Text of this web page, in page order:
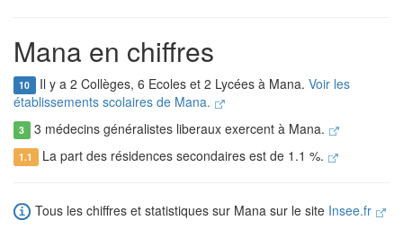
Mana en chiffres
10 Il y a 2 Collèges, 6 Ecoles et 2 Lycées à Mana. Voir les
établissements scolaires de Mana.
3 3 médecins généralistes liberaux exercent à Mana.
1.1 La part des résidences secondaires est de 1.1 %.
Tous les chiffres et statistiques sur Mana sur le site Insee.fr